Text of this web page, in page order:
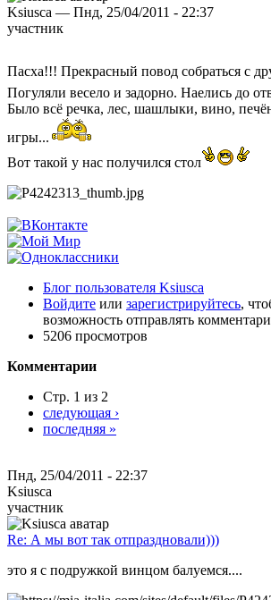
Ksiusca — Пнд, 25/04/2011 - 22:37
участник
Пасха!!! Прекрасный повод собраться с
Погуляли весело и задорно. Наелись до
Было всё речка, лес, шашлыки, вино,
игры...
Вот такой у нас получился стол
Блог пользователя Ksiusca
Войдите или зарегистрируйтесь,
возможность отправлять
5206 просмотров
Комментарии
Стр. 1 из 2
следующая ›
последняя »
Пнд, 25/04/2011 - 22:37
Ksiusca
участник
Re: А мы вот так отпраздновали)))
это я с подружкой винцом балуемся....